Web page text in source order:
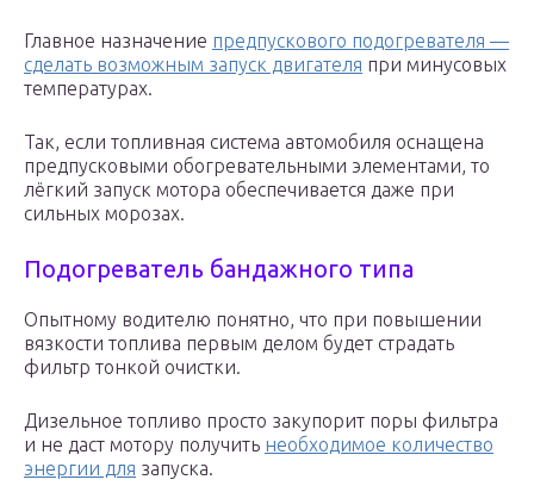
Главное назначение предпускового подогревателя —
сделать возможным запуск двигателя при минусовых
температурах.
Так, если топливная система автомобиля оснащена
предпусковыми обогревательными элементами, то
лёгкий запуск мотора обеспечивается даже при
сильных морозах.
Подогреватель бандажного типа
Опытному водителю понятно, что при повышении
вязкости топлива первым делом будет страдать
фильтр тонкой очистки.
Дизельное топливо просто закупорит поры фильтра
и не даст мотору получить необходимое количество
энергии для запуска.